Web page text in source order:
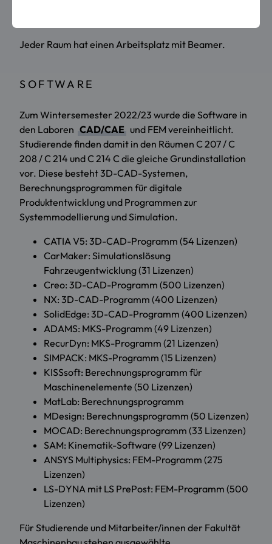
Jeder Raum hat einen Arbeitsplatz mit Beamer.
SOFTWARE
Zum Wintersemester 2022/23 wurde die Software in
den Laboren CAD/CAE und FEM vereinheitlicht.
Studierende finden damit in den Räumen C 207 / C
208 / C 214 und C 214 C die gleiche Grundinstallation
vor. Diese besteht 3D-CAD-Systemen,
Berechnungsprogrammen für digitale
Produktentwicklung und Programmen zur
Systemmodellierung und Simulation.
CATIA V5: 3D-CAD-Programm (54 Lizenzen)
CarMaker: Simulationslösung
Fahrzeugentwicklung (31 Lizenzen)
Creo: 3D-CAD-Programm (500 Lizenzen)
NX: 3D-CAD-Programm (400 Lizenzen)
SolidEdge: 3D-CAD-Programm (400 Lizenzen)
ADAMS: MKS-Programm (49 Lizenzen)
RecurDyn: MKS-Programm (21 Lizenzen)
SIMPACK: MKS-Programm (15 Lizenzen)
KISSsoft: Berechnungsprogramm für
Maschinenelemente (50 Lizenzen)
MatLab: Berechnungsprogramm
MDesign: Berechnungsprogramm (50 Lizenzen)
MOCAD: Berechnungsprogramm (33 Lizenzen)
SAM: Kinematik-Software (99 Lizenzen)
ANSYS Multiphysics: FEM-Programm (275
Lizenzen)
LS-DYNA mit LS PrePost: FEM-Programm (500
Lizenzen)
Für Studierende und Mitarbeiter/innen der Fakultät